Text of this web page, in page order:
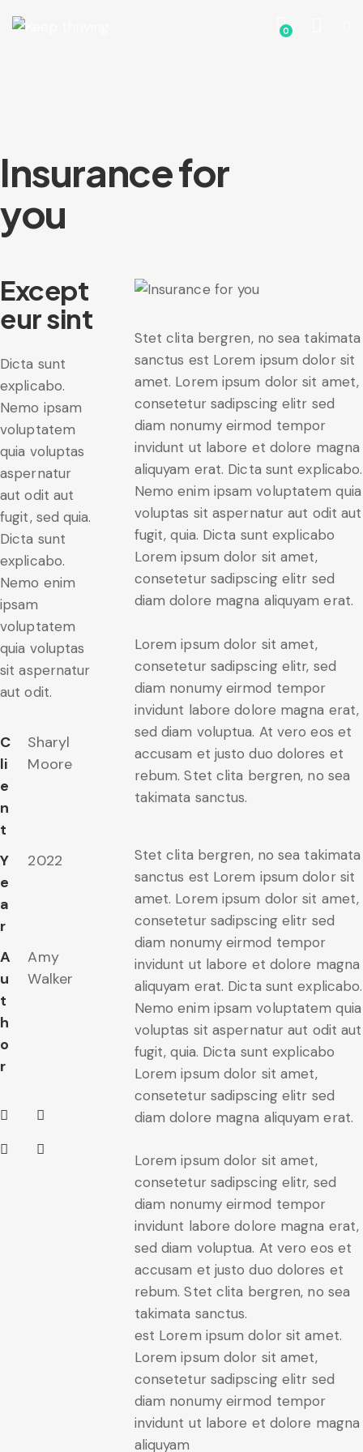
0
Insurance for
you
Except
eur sint
Dicta sunt
explicabo.
Nemo ipsam
voluptatem
quia voluptas
aspernatur
aut odit aut
fugit, sed quia.
Dicta sunt
explicabo.
Nemo enim
ipsam
voluptatem
quia voluptas
sit aspernatur
aut odit.
C
li
e
n
t
Sharyl
Moore
Y
e
a
r
2022
A
u
t
h
o
r
Amy
Walker
Stet clita bergren, no sea takimata
sanctus est Lorem ipsum dolor sit
amet. Lorem ipsum dolor sit amet,
consetetur sadipscing elitr sed
diam nonumy eirmod tempor
invidunt ut labore et dolore magna
aliquyam erat. Dicta sunt explicabo.
Nemo enim ipsam voluptatem quia
voluptas sit aspernatur aut odit aut
fugit, quia. Dicta sunt explicabo
Lorem ipsum dolor sit amet,
consetetur sadipscing elitr sed
diam dolore magna aliquyam erat.
Lorem ipsum dolor sit amet,
consetetur sadipscing elitr, sed
diam nonumy eirmod tempor
invidunt labore dolore magna erat,
sed diam voluptua. At vero eos et
accusam et justo duo dolores et
rebum. Stet clita bergren, no sea
takimata sanctus.
Stet clita bergren, no sea takimata
sanctus est Lorem ipsum dolor sit
amet. Lorem ipsum dolor sit amet,
consetetur sadipscing elitr sed
diam nonumy eirmod tempor
invidunt ut labore et dolore magna
aliquyam erat. Dicta sunt explicabo.
Nemo enim ipsam voluptatem quia
voluptas sit aspernatur aut odit aut
fugit, quia. Dicta sunt explicabo
Lorem ipsum dolor sit amet,
consetetur sadipscing elitr sed
diam dolore magna aliquyam erat.
Lorem ipsum dolor sit amet,
consetetur sadipscing elitr, sed
diam nonumy eirmod tempor
invidunt labore dolore magna erat,
sed diam voluptua. At vero eos et
accusam et justo duo dolores et
rebum. Stet clita bergren, no sea
takimata sanctus.
est Lorem ipsum dolor sit amet.
Lorem ipsum dolor sit amet,
consetetur sadipscing elitr sed
diam nonumy eirmod tempor
invidunt ut labore et dolore magna
aliquyam